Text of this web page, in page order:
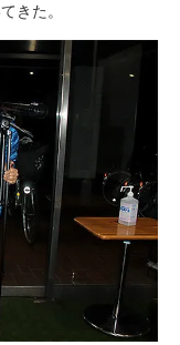
きた。